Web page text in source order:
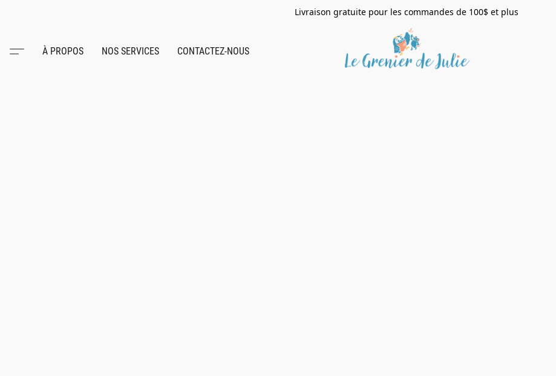
Livraison gratuite pour les commandes de 100$ et plus
À PROPOS NOS SERVICES CONTACTEZ-NOUS